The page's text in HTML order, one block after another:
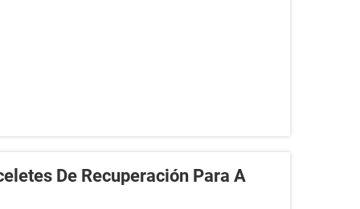
De Recuperación Para A